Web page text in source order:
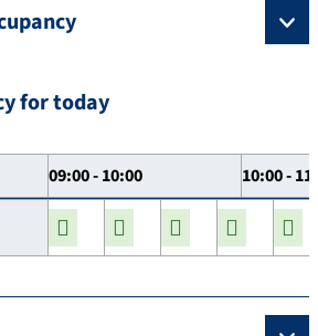
for today
09:00 - 10:00 10:00 -